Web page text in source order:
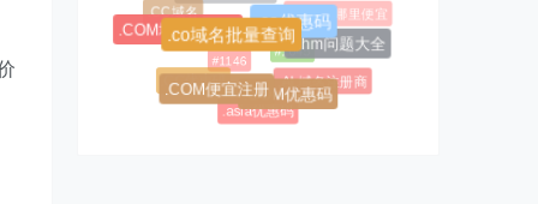
#1045
#1146
.AL域名哪里便宜
.AL域名注册商
.asia优惠码
.CC优惠码
.CC域名
.chm问题大全
.COM优惠码
.COM便宜注册
.COM域名优惠码 .co优惠码
.co域名批量查询